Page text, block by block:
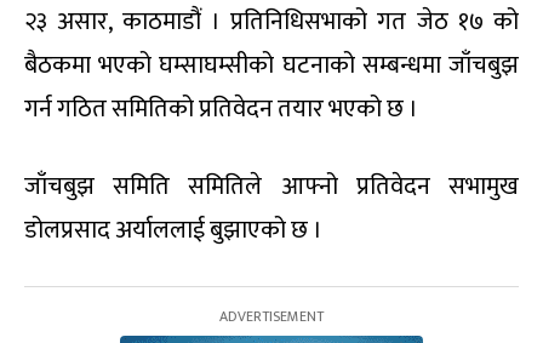
२३ असार, काठमाडौं । प्रतिनिधिसभाको गत जेठ १७ को
बैठकमा भएको घम्साघम्सीको घटनाको सम्बन्धमा जाँचबुझ
गर्न गठित समितिको प्रतिवेदन तयार भएको छ ।
जाँचबुझ समिति समितिले आफ्नो प्रतिवेदन सभामुख
डोलप्रसाद अर्याललाई बुझाएको छ ।